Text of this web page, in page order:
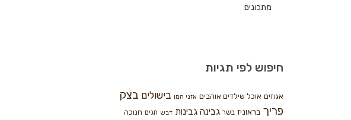
מתכונים
חיפוש לפי תגיות
אגוזים אוכל שילדים אוהבים אזני המן בישולים בצק
פריך בראוניז בשר גבינה גבינות דבש חגים חנוכה